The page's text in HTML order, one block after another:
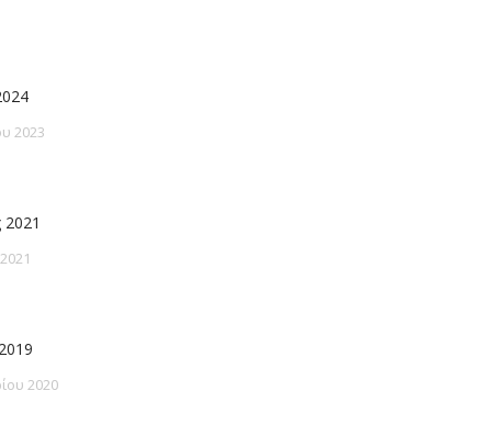
2023
2021
2020